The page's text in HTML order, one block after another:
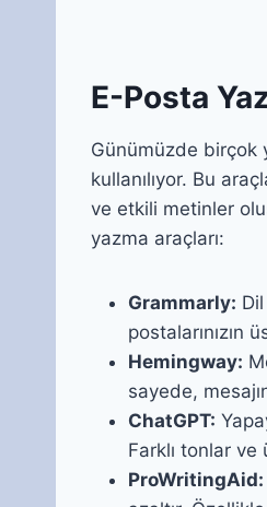
E-Posta
Günümüzde birçok
kullanılıyor. Bu
ve etkili metinler
yazma araçları:
Grammarly:
postalarınızın
Hemingway:
sayede,
ChatGPT:
Farklı tonlar
ProWritingAid: